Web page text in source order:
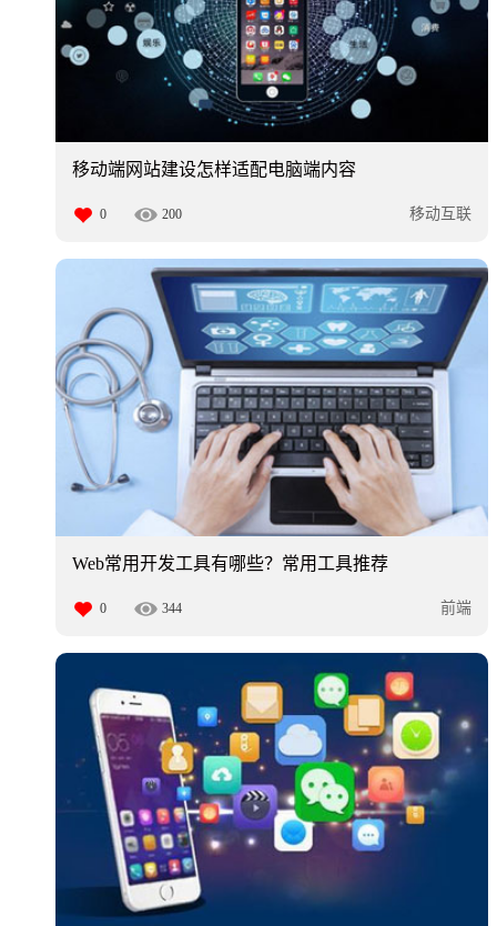
移动端网站建设怎样适配电脑端内容
0 200 移动互联
Web常用开发工具有哪些？常用工具推荐
0 344 前端